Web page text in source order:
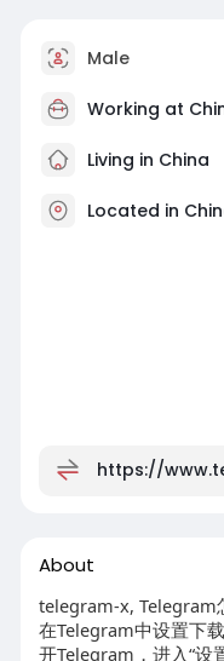
Male
Working at
Living in China
Located in
https://
About
telegram-x, Telegram
在Telegram中设置下
开Telegram，进入“设